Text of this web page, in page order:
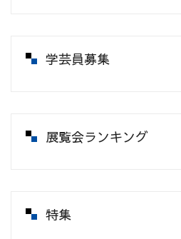
学芸員募集
展覧会ランキング
特集